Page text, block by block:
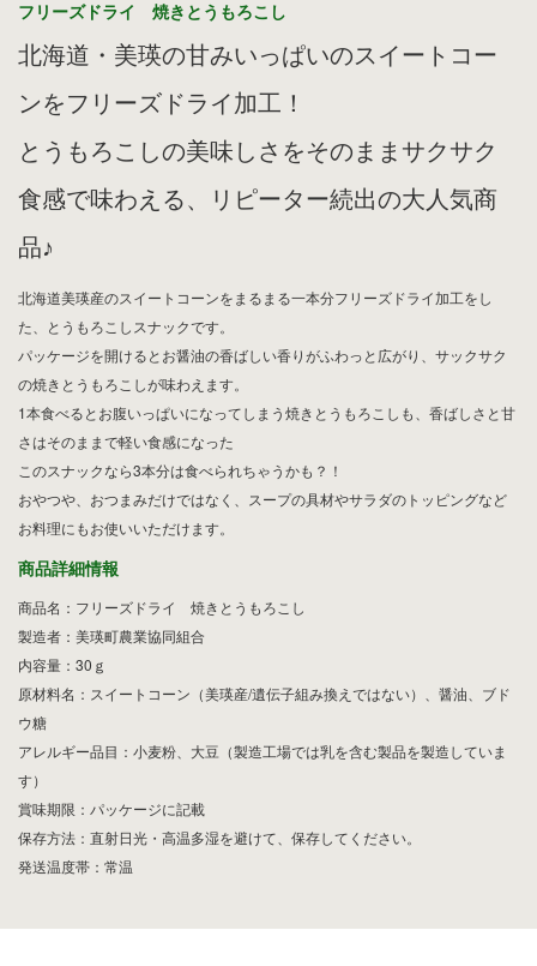
フリーズドライ 焼きとうもろこし
北海道・美瑛の甘みいっぱいのスイートコー
ンをフリーズドライ加工！
とうもろこしの美味しさをそのままサクサク
食感で味わえる、リピーター続出の大人気商
品♪
北海道美瑛産のスイートコーンをまるまる一本分フリーズドライ加工をし
た、とうもろこしスナックです。
パッケージを開けるとお醤油の香ばしい香りがふわっと広がり、サックサク
の焼きとうもろこしが味わえます。
1本食べるとお腹いっぱいになってしまう焼きとうもろこしも、香ばしさと甘
さはそのままで軽い食感になった
このスナックなら3本分は食べられちゃうかも？！
おやつや、おつまみだけではなく、スープの具材やサラダのトッピングなど
お料理にもお使いいただけます。
商品詳細情報
商品名：フリーズドライ 焼きとうもろこし
製造者：美瑛町農業協同組合
内容量：30ｇ
原材料名：スイートコーン（美瑛産/遺伝子組み換えではない）、醤油、ブド
ウ糖
アレルギー品目：小麦粉、大豆（製造工場では乳を含む製品を製造していま
す）
賞味期限：パッケージに記載
保存方法：直射日光・高温多湿を避けて、保存してください。
発送温度帯：常温